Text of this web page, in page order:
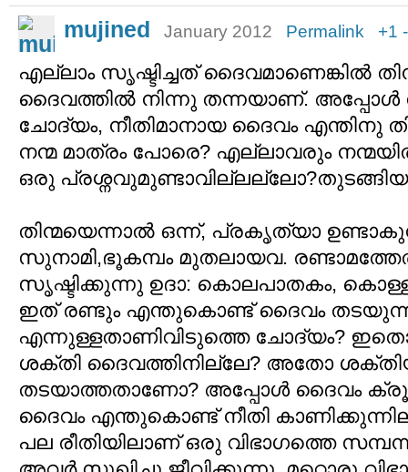
mujined January 2012 Permalink +1
എല്ലാം സൃഷ്ടിച്ചത് ദൈവമാണെങ്കില്‍
ദൈവത്തില്‍ നിന്നു തന്നയാണ്.
ചോദ്യം, നീതിമാനായ ദൈവം എന്തിനു
നന്മ മാത്രം പോരെ? എല്ലാവരും
ഒരു
തിന്മയെന്നാല്‍ ഒന്ന്, പ്രകൃത്യാ
സുനാമി,ഭൂകമ്പം മുതലായവ.
സൃഷ്ടിക്കുന്നു ഉദാ: കൊലപാതകം,
ഇത് രണ്ടും എന്തുകൊണ്ട് ദൈവം
എന്നുള്ളതാണിവിടുത്തെ ചോദ്യം?
ശക്തി ദൈവത്തിനില്ലേ? അതോ
തടയാത്തതാണോ? അപ്പോള്‍ ദൈവം
ദൈവം എന്തുകൊണ്ട് നീതി
പല രീതിയിലാണ് ഒരു വിഭാഗത്തെ